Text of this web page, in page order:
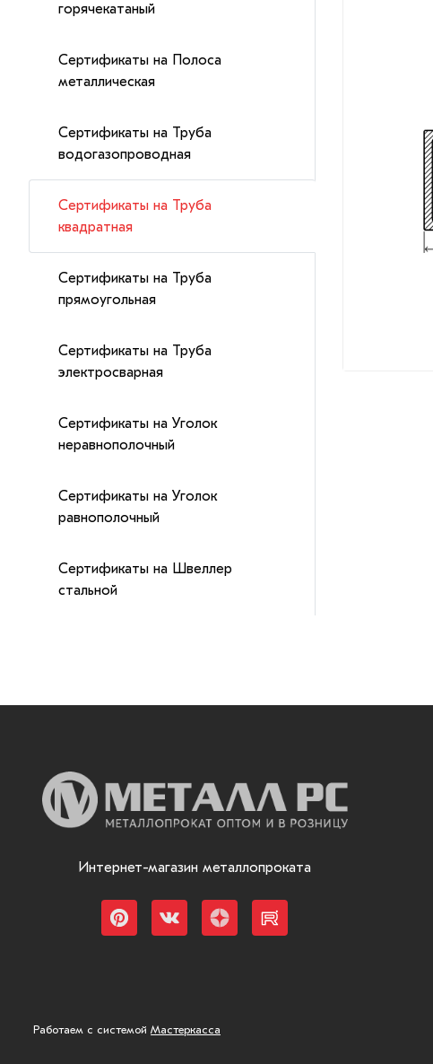
горячекатаный
Сертификаты на Полоса
металлическая
Сертификаты на Труба
водогазопроводная
Сертификаты на Труба
квадратная
Сертификаты на Труба
прямоугольная
Сертификаты на Труба
электросварная
Сертификаты на Уголок
неравнополочный
Сертификаты на Уголок
равнополочный
Сертификаты на Швеллер
стальной
Интернет-магазин металлопроката
Работаем с системой Мастеркасса